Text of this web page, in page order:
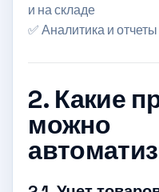
и на складе
✅ Аналитика и отчеты
2. Какие
можно